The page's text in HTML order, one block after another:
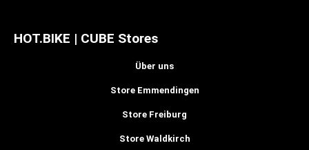
HOT.BIKE | CUBE Stores
Über uns
Store Emmendingen
Store Freiburg
Store Waldkirch